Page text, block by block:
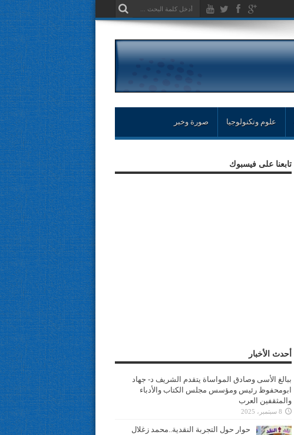
علوم وتكنولوجيا صورة وخبر
تابعنا على فيسبوك
أحدث الأخبار
ببالغ الأسى وصادق المواساة يتقدم الشريف د- جهاد
ابومحفوظ رئيس ومؤسس مجلس الكتاب والأدباء
والمثقفين العرب
8 سبتمبر، 2025
حوار حول التجربة النقدية..محمد زغلال